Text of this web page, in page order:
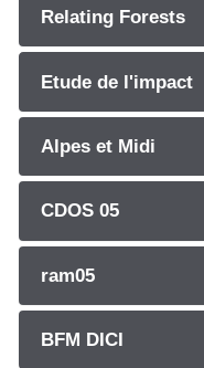
Relating Forests
Etude de l'impact
Alpes et Midi
CDOS 05
ram05
BFM DICI